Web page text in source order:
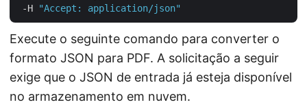
-H
"Accept: application/json"
Execute o seguinte comando para converter o
formato JSON para PDF. A solicitação a seguir
exige que o JSON de entrada já esteja disponível
no armazenamento em nuvem.